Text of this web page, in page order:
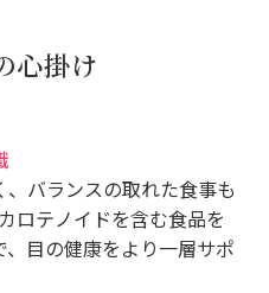
心掛け
バランスの取れた食事も
ロテノイドを含む食品を
目の健康をより一層サポ